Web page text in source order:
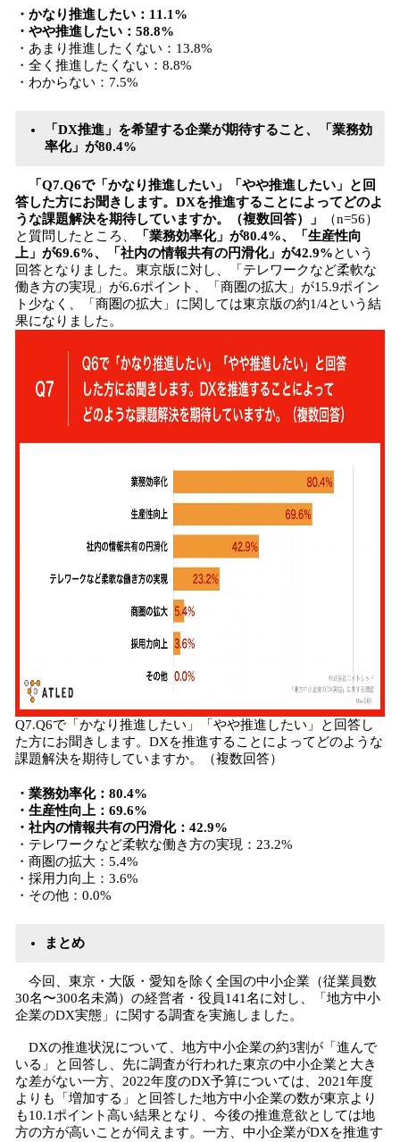
・かなり推進したい：11.1%
・やや推進したい：58.8%
・あまり推進したくない：13.8%
・全く推進したくない：8.8%
・わからない：7.5%
「DX推進」を希望する企業が期待すること、「業務効
率化」が80.4%
「Q7.Q6で「かなり推進したい」「やや推進したい」と回
答した方にお聞きします。DXを推進することによってどのよ
うな課題解決を期待していますか。（複数回答）」
（n=56）
と質問したところ、
「業務効率化」が80.4%、「生産性向
上」が69.6%、「社内の情報共有の円滑化」が42.9%という
回答となりました。東京版に対し、「テレワークなど柔軟な
働き方の実現」が6.6ポイント、「商圏の拡大」が15.9ポイン
ト少なく、「商圏の拡大」に関しては東京版の約1/4という結
果になりました。
Q7.Q6で「かなり推進したい」「やや推進したい」と回答し
た方にお聞きします。DXを推進することによってどのような
課題解決を期待していますか。（複数回答）
・業務効率化：80.4%
・生産性向上：69.6%
・社内の情報共有の円滑化：42.9%
・テレワークなど柔軟な働き方の実現：23.2%
・商圏の拡大：5.4%
・採用力向上：3.6%
・その他：0.0%
まとめ
今回、東京・大阪・愛知を除く全国の中小企業（従業員数
30名〜300名未満）の経営者・役員141名に対し、「地方中小
企業のDX実態」に関する調査を実施しました。
DXの推進状況について、地方中小企業の約3割が「進んで
いる」と回答し、先に調査が行われた東京の中小企業と大き
な差がない一方、2022年度のDX予算については、2021年度
よりも「増加する」と回答した地方中小企業の数が東京より
も10.1ポイント高い結果となり、今後の推進意欲としては地
方の方が高いことが伺えます。一方、中小企業がDXを推進す